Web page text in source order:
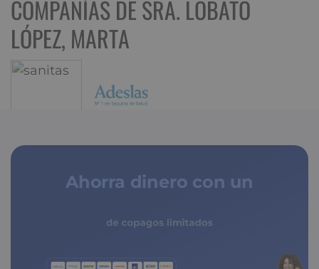
COMPAÑÍAS DE SRA. LOBATO
LÓPEZ, MARTA
Ahorra dinero con un
de copagos limitados